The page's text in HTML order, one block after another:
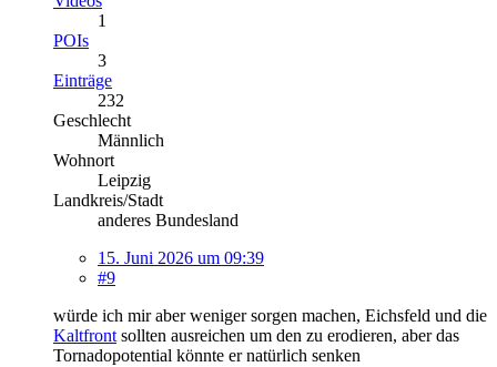
1
POIs
3
Einträge
232
Geschlecht
Männlich
Wohnort
Leipzig
Landkreis/Stadt
anderes Bundesland
15. Juni 2026 um 09:39
#9
würde ich mir aber weniger sorgen machen, Eichsfeld und die
Kaltfront sollten ausreichen um den zu erodieren, aber das
Tornadopotential könnte er natürlich senken